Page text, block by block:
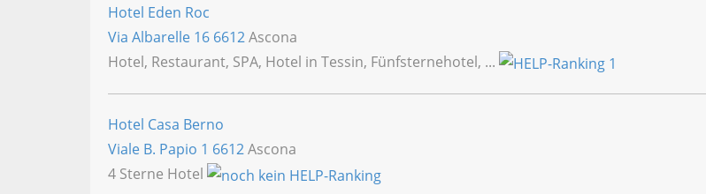
Hotel Eden Roc
Via Albarelle 16 6612Ascona
Hotel, Restaurant, SPA, Hotel in Tessin, Fünfsternehotel, ...
Hotel Casa Berno
Viale B. Papio 1 6612Ascona
4 Sterne Hotel